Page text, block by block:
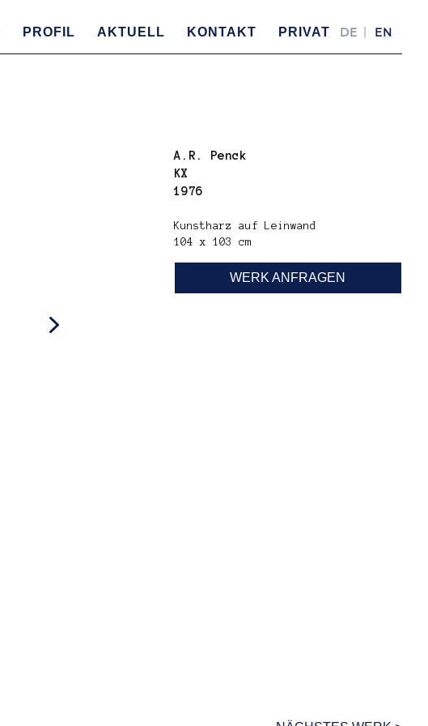
DE EN
PROFIL AKTUELL KONTAKT PRIVAT
A.R. Penck
KX
1976
Kunstharz auf Leinwand
104 x 103 cm
WERK ANFRAGEN